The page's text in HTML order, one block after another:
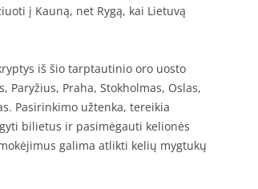
į Kauną, net Rygą, kai Lietuvą
iš šio tarptautinio oro uosto
Paryžius, Praha, Stokholmas, Oslas,
Pasirinkimo užtenka, tereikia
bilietus ir pasimėgauti kelionės
galima atlikti kelių mygtukų